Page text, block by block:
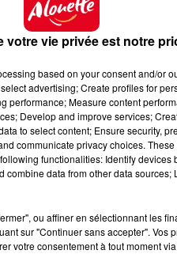
mis en examen vendredi
individuelle terroriste"
fait remarquer pour
il a été condamné à
SOS Racisme
de prison avec sursis,
votre vie privée est notre
based on your consent and/or
advertising; Create profiles for
performance; Measure content
Develop and improve services;
to select content; Ensure security,
communicate privacy choices.
functionalities: Identify devices
data from other data
ou affiner en sélectionnant les
sur "Continuer sans accepter". Vos
votre consentement à tout moment